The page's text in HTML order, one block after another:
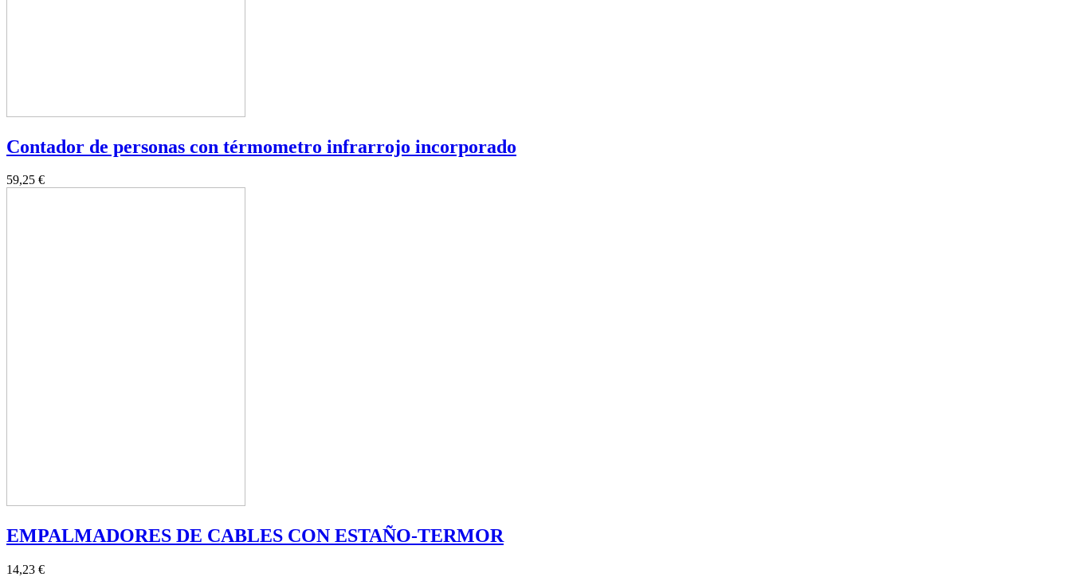
Contador de personas con térmometro infrarrojo incorporado
59,25 €
EMPALMADORES DE CABLES CON ESTAÑO-TERMOR
14,23 €